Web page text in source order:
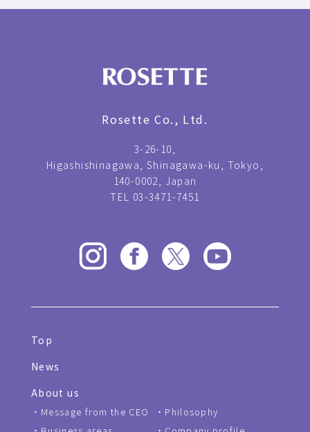
Rosette Co., Ltd.
3-26-10,
Higashishinagawa, Shinagawa-ku, Tokyo,
140-0002, Japan
TEL 03-3471-7451
Top
News
About us
Message from the CEO
Philosophy